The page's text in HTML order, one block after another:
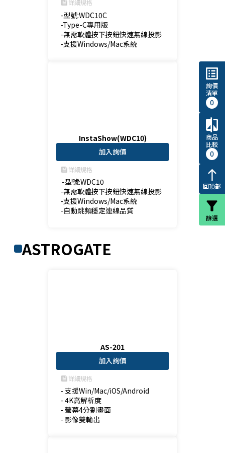
feed詳細規格
-型號:WDC10C
-Type-C專用版
-無需軟體按下按鈕快速無線投影
-支援Windows/Mac系統
InstaShow(WDC10)
加入詢價
feed詳細規格
-型號:WDC10
-無需軟體按下按鈕快速無線投影
-支援Windows/Mac系統
-自動跳頻穩定連線品質
ASTROGATE
AS-201
加入詢價
feed詳細規格
- 支援Win/Mac/iOS/Android
- 4K高解析度
- 螢幕4分割畫面
- 影像雙輸出
list_alt
詢價
清單
0
compare
商品
比較
0
north
回頂部
filter_alt
篩選